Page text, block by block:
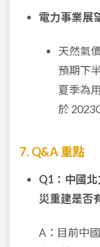
電力事業展
天然氣
預期下
夏季為
於
7. Q&A 重點
Q1：中國
災重建是否
A：目前中